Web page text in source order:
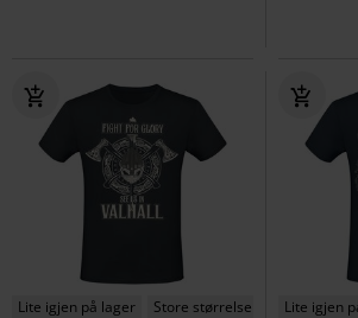
Lite igjen på lager Store størrelser Lite igjen